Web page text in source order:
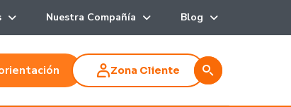
Nuestra Compañía Blog
Zona Cliente